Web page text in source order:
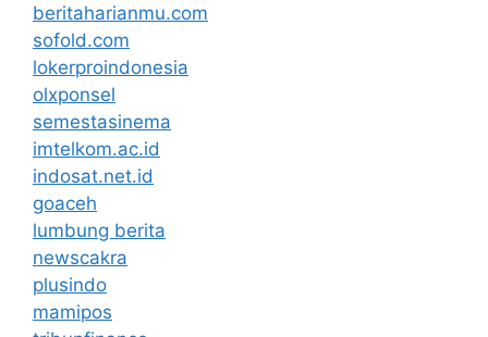
beritaharianmu.com
sofold.com
lokerproindonesia
olxponsel
semestasinema
imtelkom.ac.id
indosat.net.id
goaceh
lumbung berita
newscakra
plusindo
mamipos